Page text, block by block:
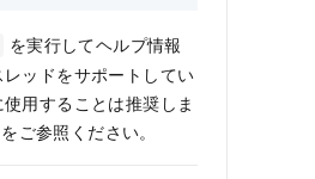
を実行してヘルプ情報
ッドをサポートしてい
用することは推奨しま
ご参照ください。